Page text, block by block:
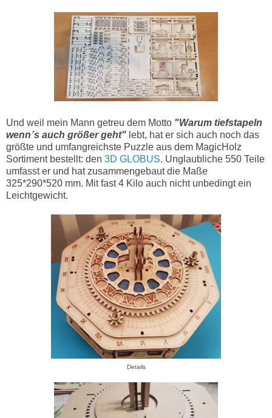
Und weil mein Mann getreu dem Motto "Warum tiefstapeln
wenn´s auch größer geht" lebt, hat er sich auch noch das
größte und umfangreichste Puzzle aus dem MagicHolz
Sortiment bestellt: den 3D GLOBUS. Unglaubliche 550 Teile
umfasst er und hat zusammengebaut die Maße
325*290*520 mm. Mit fast 4 Kilo auch nicht unbedingt ein
Leichtgewicht.
Details